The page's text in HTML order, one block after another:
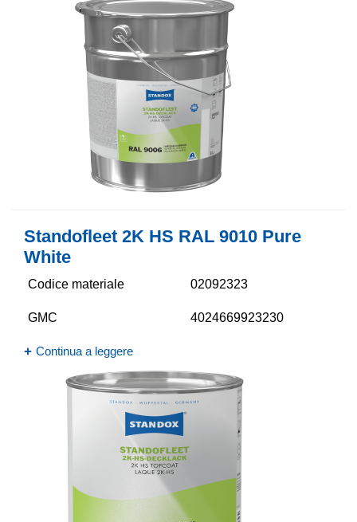
Standofleet 2K HS RAL 9010 Pure
White
Codice materiale 02092323
GMC 4024669923230
Continua a leggere